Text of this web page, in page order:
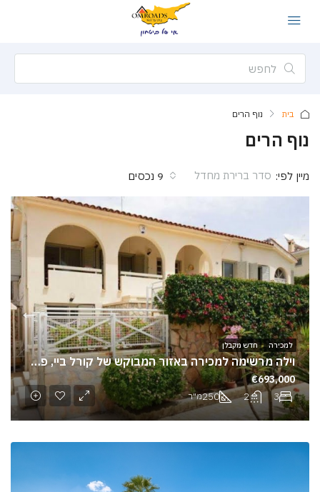
בית נוף הרים
נוף הרים
9 נכסים מיין לפי: סדר ברירת מחדל
וילה מרשימה למכירה באזור המבוקש של קורל ביי, פאפוס
3
2
250מ"ר
€693,000
למכירה חדש מקבלן